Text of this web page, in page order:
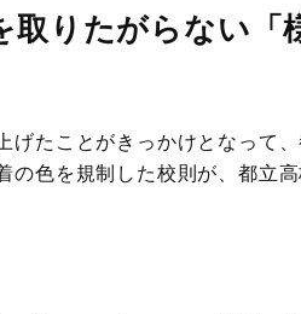
取りたがらない「
げたことがきっかけとなって
の色を規制した校則が、都立